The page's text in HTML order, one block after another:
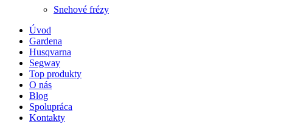
Snehové frézy
Úvod
Gardena
Husqvarna
Segway
Top produkty
O nás
Blog
Spolupráca
Kontakty